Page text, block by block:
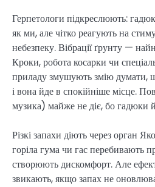
Герпетологи підкреслюють:
як ми, але чітко реагують на
небезпеку. Вібрації ґрунту —
Кроки, робота косарки чи
приладу змушують змію думати,
і вона йде в спокійніше місце.
музика) майже не діє, бо гадюки
Різкі запахи діють через орган
горіла гума чи гас перебивають
створюють дискомфорт. Але
звикають, якщо запах не